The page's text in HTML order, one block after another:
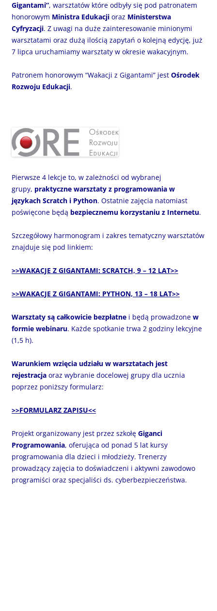
Gigantami”, warsztatów które odbyły się pod patronatem
honorowym Ministra Edukacji oraz Ministerstwa
Cyfryzacji. Z uwagi na duże zainteresowanie minionymi
warsztatami oraz dużą ilością zapytań o kolejną edycję, już
7 lipca uruchamiamy warsztaty w okresie wakacyjnym.
Patronem honorowym “Wakacji z Gigantami” jest Ośrodek
Rozwoju Edukacji.
Pierwsze 4 lekcje to, w zależności od wybranej
grupy, praktyczne warsztaty z programowania w
językach Scratch i Python. Ostatnie zajęcia natomiast
poświęcone będą bezpiecznemu korzystaniu z Internetu.
Szczegółowy harmonogram i zakres tematyczny warsztatów
znajduje się pod linkiem:
>>WAKACJE Z GIGANTAMI: SCRATCH, 9 – 12 LAT>>
>>WAKACJE Z GIGANTAMI: PYTHON, 13 – 18 LAT>>
Warsztaty są całkowicie bezpłatne i będą prowadzone w
formie webinaru. Każde spotkanie trwa 2 godziny lekcyjne
(1,5 h).
Warunkiem wzięcia udziału w warsztatach jest
rejestracja oraz wybranie docelowej grupy dla ucznia
poprzez poniższy formularz:
>>FORMULARZ ZAPISU<<
Projekt organizowany jest przez szkołę Giganci
Programowania, oferująca od ponad 5 lat kursy
programowania dla dzieci i młodzieży. Trenerzy
prowadzący zajęcia to doświadczeni i aktywni zawodowo
programiści oraz specjaliści ds. cyberbezpieczeństwa.